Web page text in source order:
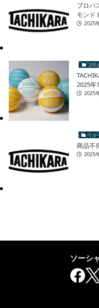
プロバ
モンド
ケット
2025
プロ
2025年
2025
リリ
商品不
2025
ソーシ